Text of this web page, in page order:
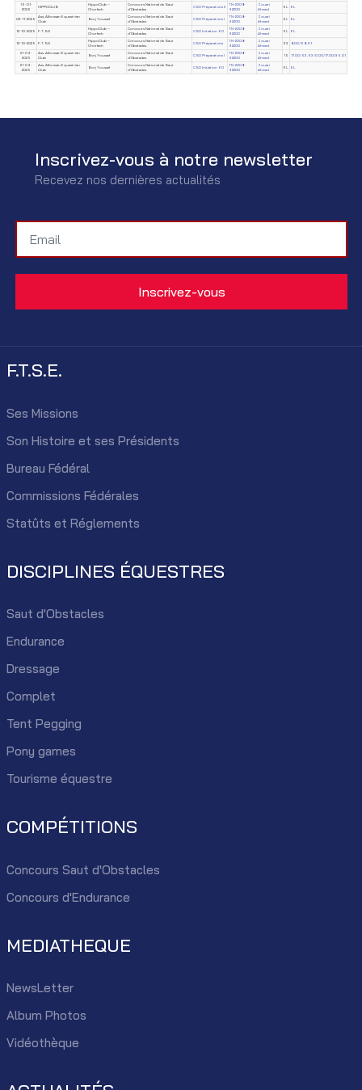
16-01-
2026
HIPPOCLUB
HippoClub –
Chorfech
Concours National de Saut
d'Obstacles
CSO Préparatoire II
TN-2008-
92200
Zouari
Ahmed
EL EL
02-11-2025
Ass. Alforssan Equestrian
Club
Borj Youssef
Concours National de Saut
d'Obstacles
CSO Préparatoire I
TN-2008-
92200
Zouari
Ahmed
EL EL
12-10-2025 F.T.S.E
HippoClub –
Chorfech
Concours National de Saut
d'Obstacles
CSO Initiation 60
TN-2008-
92200
Zouari
Ahmed
EL EL
12-10-2025 F.T.S.E
HippoClub –
Chorfech
Concours National de Saut
d'Obstacles
CSO Préparatoire
TN-2008-
92200
Zouari
Ahmed
33 8.00/68.91
21-09-
2025
Ass. Alforssan Equestrian
Club
Borj Youssef
Concours National de Saut
d'Obstacles
CSO Préparatoire I
TN-2008-
92200
Zouari
Ahmed
15 17.00/53.63/0.00/17.00/35.01
21-09-
2025
Ass. Alforssan Equestrian
Club
Borj Youssef
Concours National de Saut
d'Obstacles
CSO Initiation 60
TN-2008-
92200
Zouari
Ahmed
EL EL
Inscrivez-vous à notre newsletter
Recevez nos dernières actualités
F.T.S.E.
Ses Missions
Son Histoire et ses Présidents
Bureau Fédéral
Commissions Fédérales
Statûts et Réglements
DISCIPLINES ÉQUESTRES
Saut d'Obstacles
Endurance
Dressage
Complet
Tent Pegging
Pony games
Tourisme équestre
COMPÉTITIONS
Concours Saut d'Obstacles
Concours d'Endurance
MEDIATHEQUE
NewsLetter
Album Photos
Vidéothèque